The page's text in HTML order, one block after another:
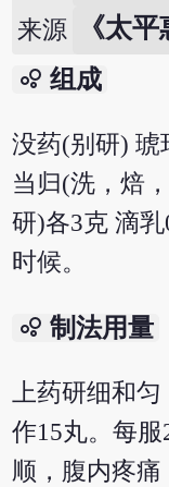
来源 《太
bubble_chart 组成
没药(别研) 琥
当归(洗，焙
研)各3克 滴
时候。
bubble_chart 制法用量
上药研细和
作15丸。每
顺，腹内疼